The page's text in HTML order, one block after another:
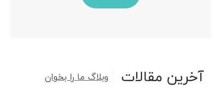
آخرین مقالات وبلاگ ما را بخوان